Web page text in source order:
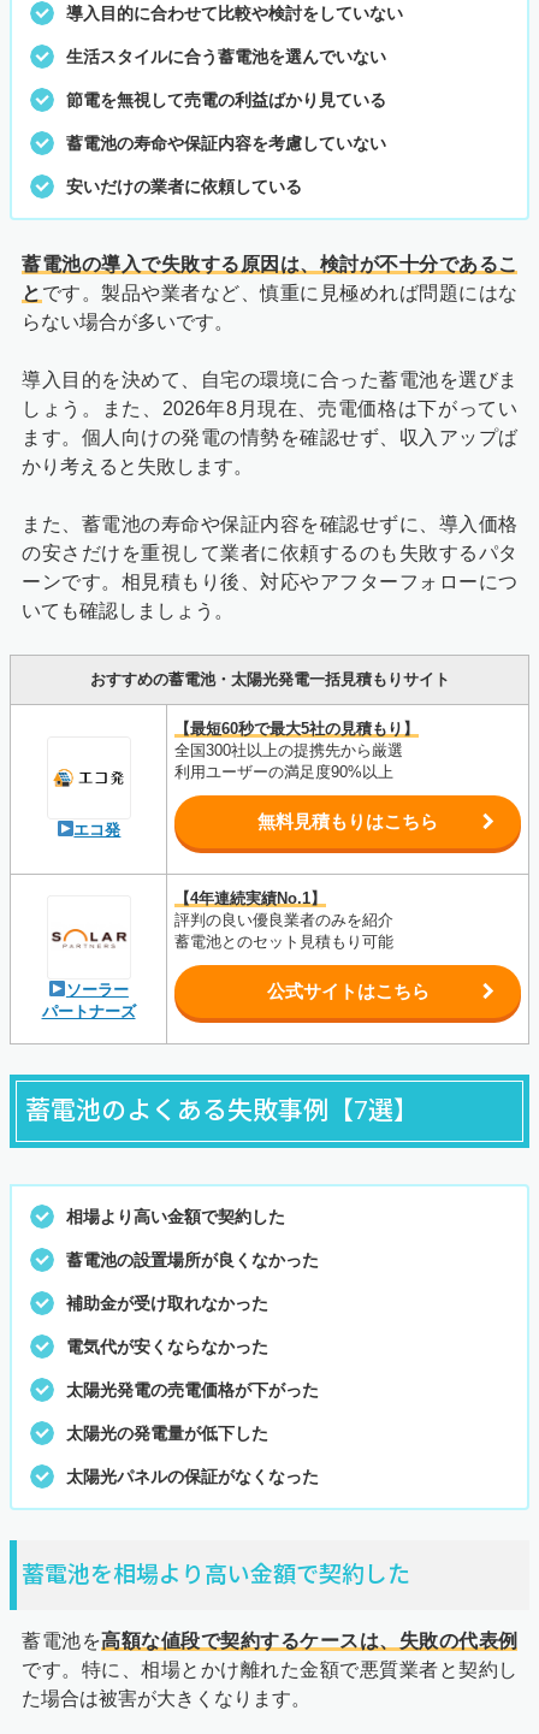
導入目的に合わせて比較や検討をしていない
生活スタイルに合う蓄電池を選んでいない
節電を無視して売電の利益ばかり見ている
蓄電池の寿命や保証内容を考慮していない
安いだけの業者に依頼している
蓄電池の導入で失敗する原因は、検討が不十分であるこ
と です。製品や業者など、慎重に見極めれば問題にはな
らない場合が多いです。
導入目的を決めて、自宅の環境に合った蓄電池を選びま
しょう。また、2026年8月現在、売電価格は下がってい
ます。個人向けの発電の情勢を確認せず、収入アップば
かり考えると失敗します。
また、蓄電池の寿命や保証内容を確認せずに、導入価格
の安さだけを重視して業者に依頼するのも失敗するパタ
ーンです。相見積もり後、対応やアフターフォローにつ
いても確認しましょう。
おすすめの蓄電池・太陽光発電一括見積もりサイト
エコ発
【最短60秒で最大5社の見積もり】
全国300社以上の提携先から厳選
利用ユーザーの満足度90%以上
無料見積もりはこちら
ソーラー
パートナーズ
【4年連続実績No.1】
評判の良い優良業者のみを紹介
蓄電池とのセット見積もり可能
公式サイトはこちら
蓄電池のよくある失敗事例【7選】
相場より高い金額で契約した
蓄電池の設置場所が良くなかった
補助金が受け取れなかった
電気代が安くならなかった
太陽光発電の売電価格が下がった
太陽光の発電量が低下した
太陽光パネルの保証がなくなった
蓄電池を相場より高い金額で契約した
蓄電池を高額な値段で契約するケースは、失敗の代表例
です。特に、相場とかけ離れた金額で悪質業者と契約し
た場合は被害が大きくなります。